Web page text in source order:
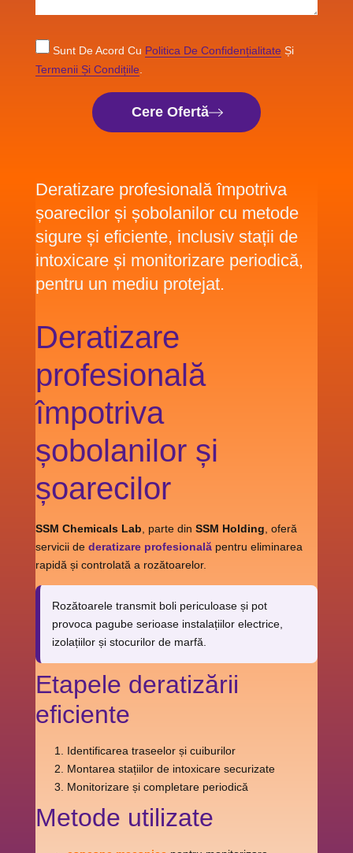
Sunt De Acord Cu Politica De Confidențialitate Și
Termenii Și Condițiile
Cere Ofertă
Deratizare profesională împotriva
șoarecilor și șobolanilor cu metode
sigure și eficiente, inclusiv stații de
intoxicare și monitorizare periodică,
pentru un mediu protejat.
Deratizare
profesională
împotriva
șobolanilor și
șoarecilor
SSM Chemicals Lab , parte din SSM Holding , oferă
servicii de deratizare profesionalăpentru eliminarea
rapidă și controlată a rozătoarelor.
Rozătoarele transmit boli periculoase și pot
provoca pagube serioase instalațiilor electrice,
izolațiilor și stocurilor de marfă.
Etapele deratizării
eficiente
Identificarea traseelor și cuiburilor
Montarea stațiilor de intoxicare securizate
Monitorizare și completare periodică
Metode utilizate